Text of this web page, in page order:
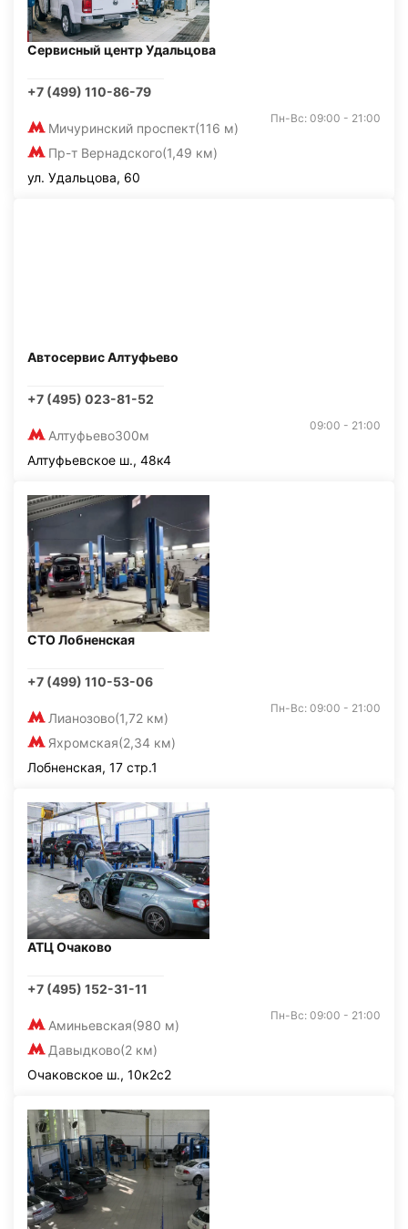
Сервисный центр Удальцова
+7 (499) 110-86-79
Мичуринский проспект(116 м)
Пр-т Вернадского(1,49 км)
Пн-Вс: 09:00 - 21:00
ул. Удальцова, 60
Автосервис Алтуфьево
+7 (495) 023-81-52
Алтуфьево300м
09:00 - 21:00
Алтуфьевское ш., 48к4
СТО Лобненская
+7 (499) 110-53-06
Лианозово(1,72 км)
Яхромская(2,34 км)
Пн-Вс: 09:00 - 21:00
Лобненская, 17 стр.1
АТЦ Очаково
+7 (495) 152-31-11
Аминьевская(980 м)
Давыдково(2 км)
Пн-Вс: 09:00 - 21:00
Очаковское ш., 10к2с2